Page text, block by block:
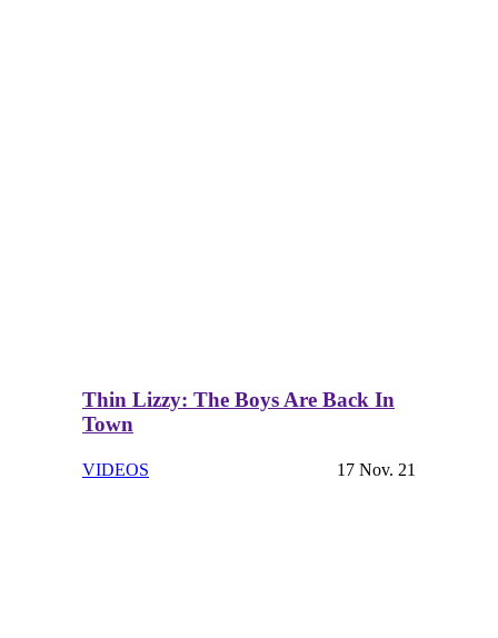
Thin Lizzy: The Boys Are Back In
Town
VIDEOS 17 Nov. 21